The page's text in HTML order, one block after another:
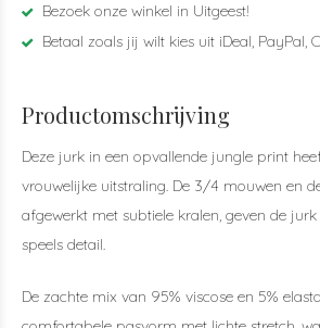
Bezoek onze winkel in Uitgeest!
Betaal zoals jij wilt kies uit iDeal, PayPal,
Productomschrijving
Deze jurk in een opvallende jungle print
vrouwelijke uitstraling. De 3/4 mouwen en
afgewerkt met subtiele kralen, geven de
speels detail.
De zachte mix van 95% viscose en 5%